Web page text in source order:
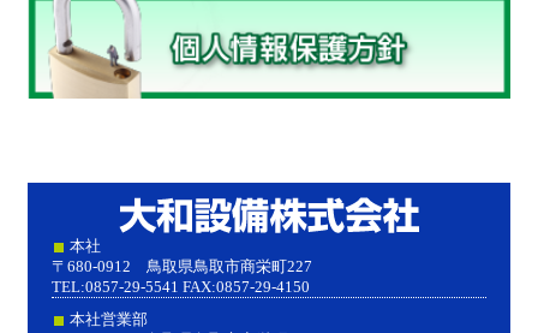
本社
〒680-0912 鳥取県鳥取市商栄町227
TEL:0857-29-5541 FAX:0857-29-4150
本社営業部